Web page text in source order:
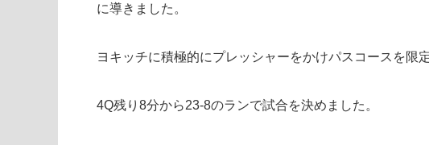
に導きました。
ヨキッチに積極的にプレッシャーをかけパスコースを限
4Q残り8分から23-8のランで試合を決めました。